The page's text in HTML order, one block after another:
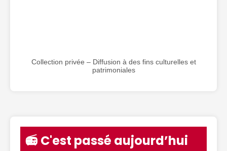
Collection privée – Diffusion à des fins culturelles et
patrimoniales
📻 C'est passé aujourd’hui